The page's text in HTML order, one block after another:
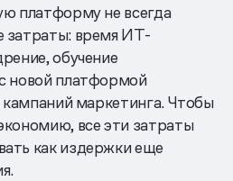
платформу не всегда
затраты: время ИТ-
обучение
новой платформой
кампаний маркетинга. Чтобы
все эти затраты
как издержки еще